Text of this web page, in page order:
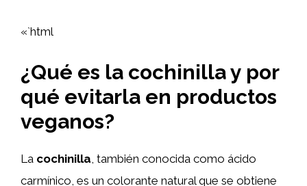
«`html
¿Qué es la cochinilla y por
qué evitarla en productos
veganos?
La cochinilla , también conocida como ácido
carmínico, es un colorante natural que se obtiene